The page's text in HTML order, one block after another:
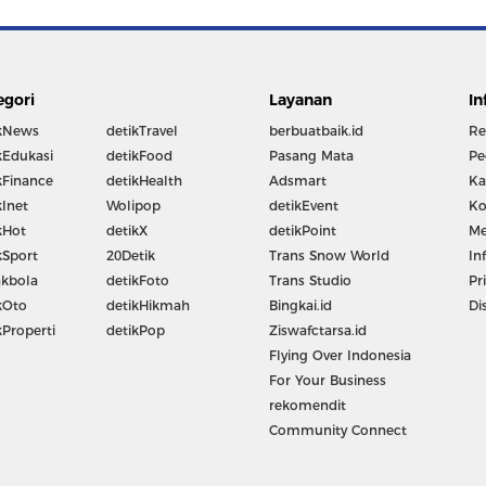
detikTravel
detikFood
detikHealth
Wolipop
detikX
20Detik
detikFoto
detikHikmah
detikPop
Layanan
berbuatbaik.id
Pasang Mata
Adsmart
detikEvent
detikPoint
Trans Snow World
Trans Studio
Bingkai.id
Ziswafctarsa.id
Flying Over Indonesia
For Your Business
rekomendit
Community Connect